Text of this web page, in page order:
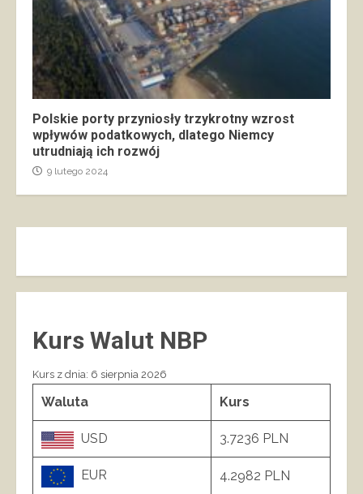
Polskie porty przyniosły trzykrotny wzrost
wpływów podatkowych, dlatego Niemcy
utrudniają ich rozwój
9 lutego 2024
Kurs Walut NBP
Kurs z dnia: 6 sierpnia 2026
Waluta Kurs
USD 3.7236 PLN
EUR 4.2982 PLN